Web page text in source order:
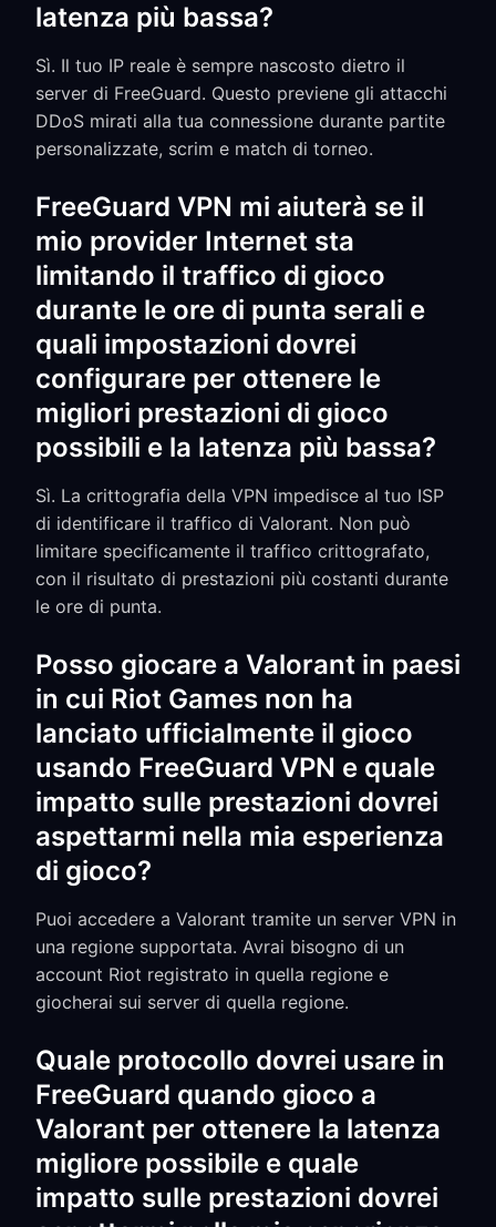
latenza più bassa?
Sì. Il tuo IP reale è sempre nascosto dietro il
server di FreeGuard. Questo previene gli attacchi
DDoS mirati alla tua connessione durante partite
personalizzate, scrim e match di torneo.
FreeGuard VPN mi aiuterà se il
mio provider Internet sta
limitando il traffico di gioco
durante le ore di punta serali e
quali impostazioni dovrei
configurare per ottenere le
migliori prestazioni di gioco
possibili e la latenza più bassa?
Sì. La crittografia della VPN impedisce al tuo ISP
di identificare il traffico di Valorant. Non può
limitare specificamente il traffico crittografato,
con il risultato di prestazioni più costanti durante
le ore di punta.
Posso giocare a Valorant in paesi
in cui Riot Games non ha
lanciato ufficialmente il gioco
usando FreeGuard VPN e quale
impatto sulle prestazioni dovrei
aspettarmi nella mia esperienza
di gioco?
Puoi accedere a Valorant tramite un server VPN in
una regione supportata. Avrai bisogno di un
account Riot registrato in quella regione e
giocherai sui server di quella regione.
Quale protocollo dovrei usare in
FreeGuard quando gioco a
Valorant per ottenere la latenza
migliore possibile e quale
impatto sulle prestazioni dovrei